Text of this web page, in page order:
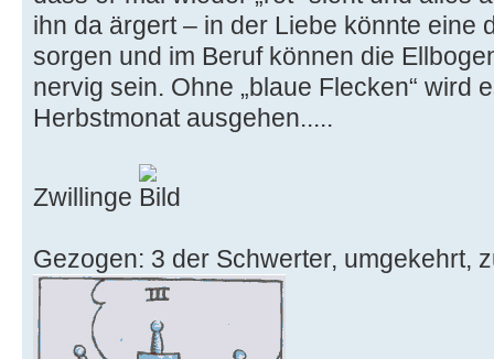
ihn da ärgert – in der Liebe könnte eine
sorgen und im Beruf können die
nervig sein. Ohne „blaue Flecken“ wird
Herbstmonat ausgehen.....
Zwillinge
Gezogen: 3 der Schwerter, umgekehrt,